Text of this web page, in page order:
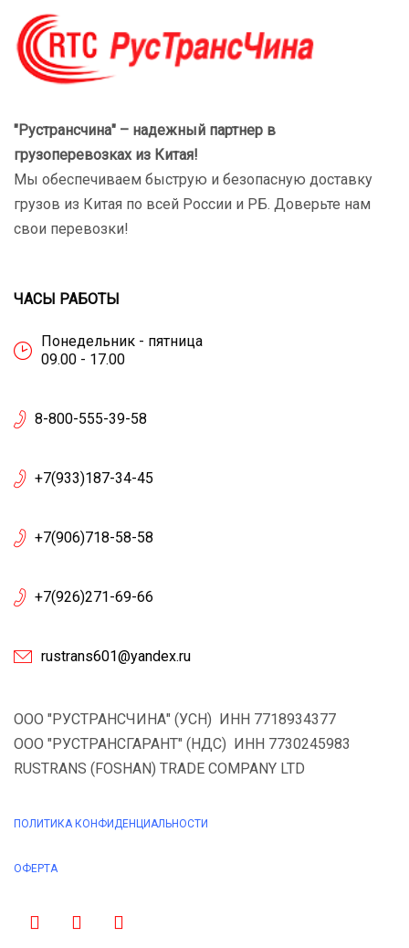
"Рустрансчина" – надежный партнер в
грузоперевозках из Китая!
Мы обеспечиваем быструю и безопасную доставку
грузов из Китая по всей России и РБ. Доверьте нам
свои перевозки!
ЧАСЫ РАБОТЫ
Понедельник - пятница
09.00 - 17.00
8-800-555-39-58
+7(933)187-34-45
+7(906)718-58-58
+7(926)271-69-66
rustrans601@yandex.ru
ООО "РУСТРАНСЧИНА" (УСН) ИНН 7718934377
ООО "РУСТРАНСГАРАНТ" (НДС) ИНН 7730245983
RUSTRANS (FOSHAN) TRADE COMPANY LTD
ПОЛИТИКА КОНФИДЕНЦИАЛЬНОСТИ
ОФЕРТА